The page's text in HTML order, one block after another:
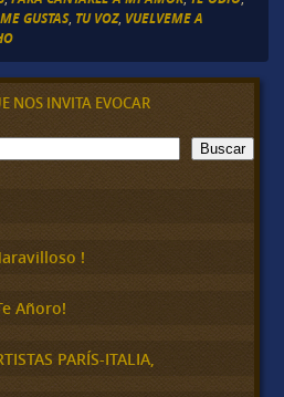
GUSTAS, TU VOZ, VUELVEME A
NOS INVITA EVOCAR
Buscar
!
Añoro!
PARÍS-ITALIA,